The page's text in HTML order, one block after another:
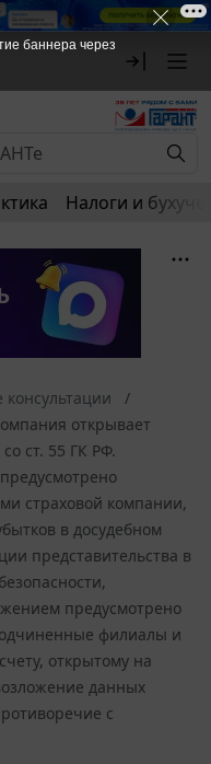
Налоги и
открывает
ст. 55 ГК РФ.
страховой компании,
в досудебном
представительства в
предусмотрено
филиалы и
открытому на
данных
с
баннера через